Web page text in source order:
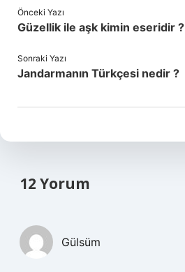
Önceki Yazı
Güzellik ile aşk kimin eseridir ?
Sonraki Yazı
Jandarmanın Türkçesi nedir ?
12 Yorum
Gülsüm